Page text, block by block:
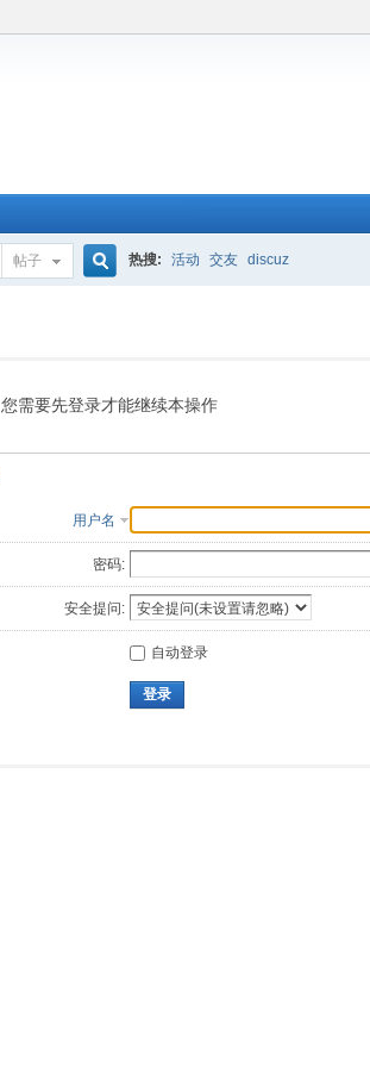
帖子
索
热搜: 活动 交友 discuz
您需要先登录才能继续本操作
用户名
密码:
安全提问:
自动登录
登录